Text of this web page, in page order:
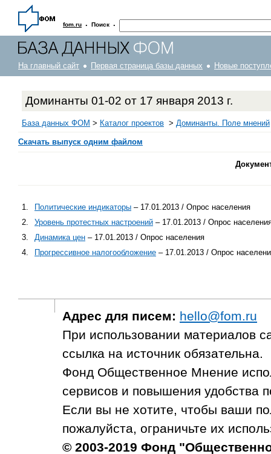
fom.ru · Поиск ·
На главный сайт Первая страница базы данных Новые
Доминанты 01-02 от 17 января 2013 г.
База данных ФОМ > Каталог проектов > Доминанты. Поле мнений
Скачать выпуск одним файлом
1. Политические индикаторы – 17.01.2013 / Опрос населения
2.
Уровень протестных настроений – 17.01.2013 / Опрос
3.
Динамика цен – 17.01.2013 / Опрос населения
4.
Прогрессивное налогообложение – 17.01.2013 / Опрос
Адрес для писем: hello@fom.ru
При использовании материалов
ссылка на источник обязательна.
Фонд Общественное Мнение
сервисов и повышения удобства
Если вы не хотите, чтобы ваши
пожалуйста, ограничьте их
© 2003-2019 Фонд